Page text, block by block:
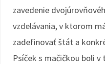
zavedenie
vzdelávania, v ktorom
zadefinovať štát a
Psíček s mačičkou boli